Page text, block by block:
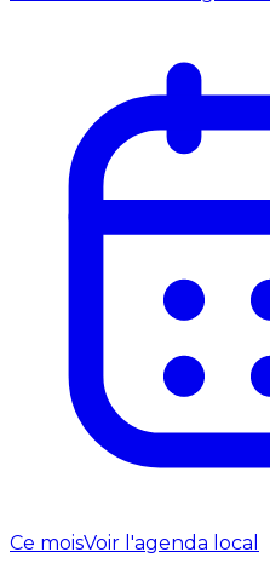
Ce moisVoir l'agenda local